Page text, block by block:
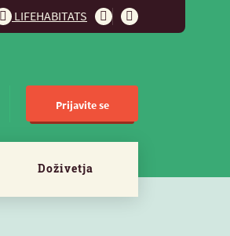
LIFEHABITATS
Prijavite se
Doživetja